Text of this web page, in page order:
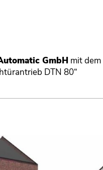
GmbHmit dem
DTN 80“